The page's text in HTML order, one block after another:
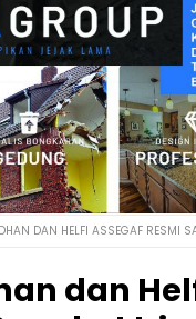
DAN HELFI ASSEGAF RESMI
dan